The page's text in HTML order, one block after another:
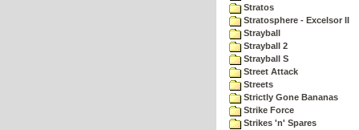
Stratos
Stratosphere - Excelsor II
Strayball
Strayball 2
Strayball S
Street Attack
Streets
Strictly Gone Bananas
Strike Force
Strikes 'n' Spares